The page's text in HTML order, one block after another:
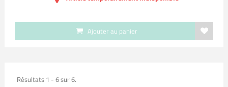
Ajouter au panier
Résultats 1 - 6 sur 6.